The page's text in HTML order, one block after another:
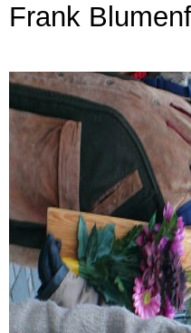
Frank